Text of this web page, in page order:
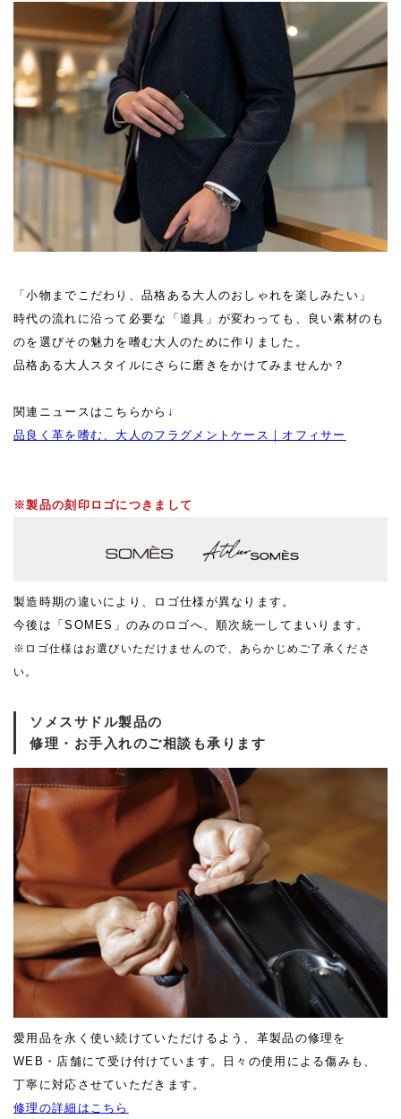
「小物までこだわり、品格ある大人のおしゃれを楽しみたい」
時代の流れに沿って必要な「道具」が変わっても、良い素材のも
のを選びその魅力を嗜む大人のために作りました。
品格ある大人スタイルにさらに磨きをかけてみませんか？
関連ニュースはこちらから↓
品良く革を嗜む、大人のフラグメントケース｜オフィサー
※製品の刻印ロゴにつきまして
製造時期の違いにより、ロゴ仕様が異なります。
今後は「SOMES」のみのロゴへ、順次統一してまいります。
※ロゴ仕様はお選びいただけませんので、あらかじめご了承くださ
い。
ソメスサドル製品の
修理・お手入れのご相談も承ります
愛用品を永く使い続けていただけるよう、革製品の修理を
WEB・店舗にて受け付けています。日々の使用による傷みも、
丁寧に対応させていただきます。
修理の詳細はこちら